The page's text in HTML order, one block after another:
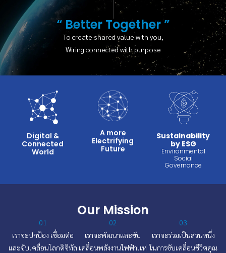
“ Better Together ”
To create shared value with you,
Wiring connected with purpose
Digital &
Connected
World
A more
Electrifying
Future
Sustainability
by ESG
Environmental
Social
Governance
Our Mission
01
เราจะปกป้อง เชื่อมต่อ
และขับเคลื่อนโลกดิจิทัล
02
เราจะพัฒนาและขับ
เคลื่อนพลังงานไฟฟ้าเเห่
03
เราจะร่วมเป็นส่วนหนึ่ง
ในการขับเคลื่อนชีวิตคุณ